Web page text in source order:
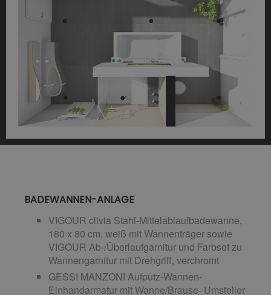
BADEWANNEN-ANLAGE
VIGOUR clivia Stahl-Mittelablaufbadewanne,
180 x 80 cm, weiß mit Wannenträger sowie
VIGOUR Ab-/Überlaufgarnitur und Farbset zu
Wannengarnitur mit Drehgriff, verchromt
GESSI MANZONI Aufputz-Wannen-
Einhandarmatur mit Wanne/Brause- Umsteller